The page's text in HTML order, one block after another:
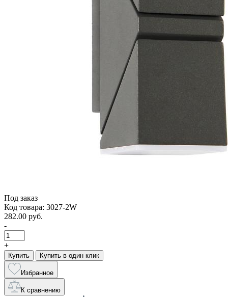
Под заказ
Код товара: 3027-2W
282.00 руб.
-
+
Купить Купить в один клик
Избранное
К сравнению